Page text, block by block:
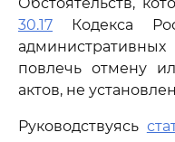
30.17 Кодекса
повлечь отмену
актов, не
Руководствуясь